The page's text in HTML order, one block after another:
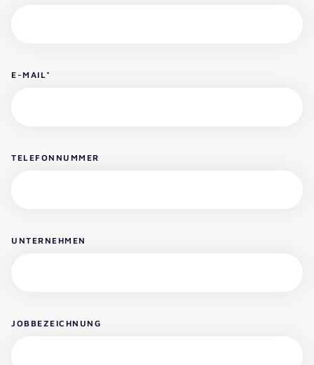
E-MAIL *
TELEFONNUMMER
UNTERNEHMEN
JOBBEZEICHNUNG